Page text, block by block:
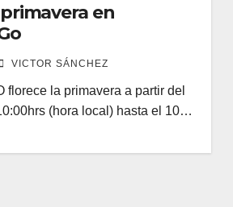
en
VICTOR SÁNCHEZ
florece la primavera a partir del
(hora local) hasta el 10…